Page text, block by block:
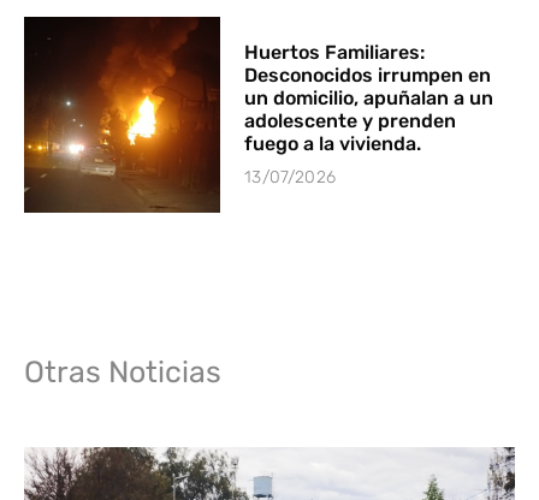
Huertos Familiares:
Desconocidos irrumpen en
un domicilio, apuñalan a un
adolescente y prenden
fuego a la vivienda.
13/07/2026
Otras Noticias